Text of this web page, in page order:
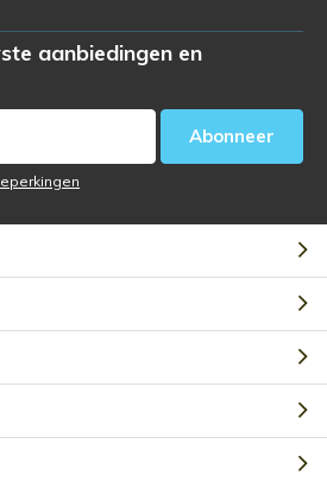
aanbiedingen en
Abonneer